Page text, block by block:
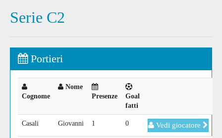
Serie C2
Portieri
Cognome
Nome
Presenze
Goal
fatti
Casali Giovanni 1 0 Vedi giocatore